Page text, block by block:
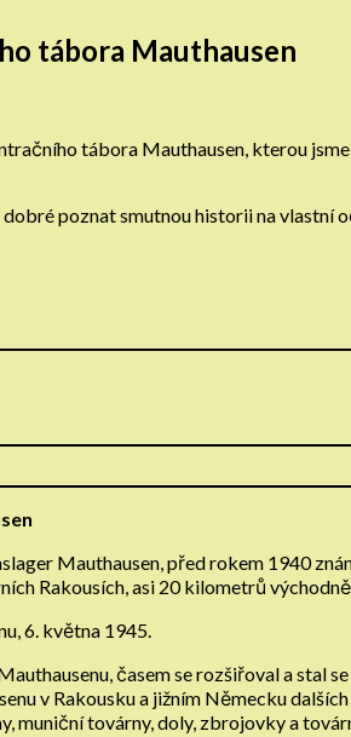
tábora Mauthausen
tábora Mauthausen, kterou
poznat smutnou historii na vlastní
Mauthausen, před rokem 1940
Rakousích, asi 20 kilometrů východně
6. května 1945.
časem se rozšiřoval a
v Rakousku a jižním Německu
muniční továrny, doly, zbrojovky a